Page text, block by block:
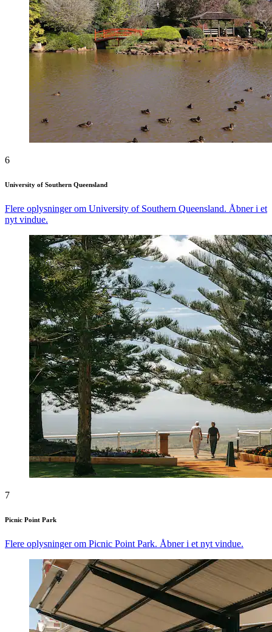
6
University of Southern Queensland
Flere oplysninger om University of Southern Queensland. Åbner i et
nyt vindue.
7
Picnic Point Park
Flere oplysninger om Picnic Point Park. Åbner i et nyt vindue.